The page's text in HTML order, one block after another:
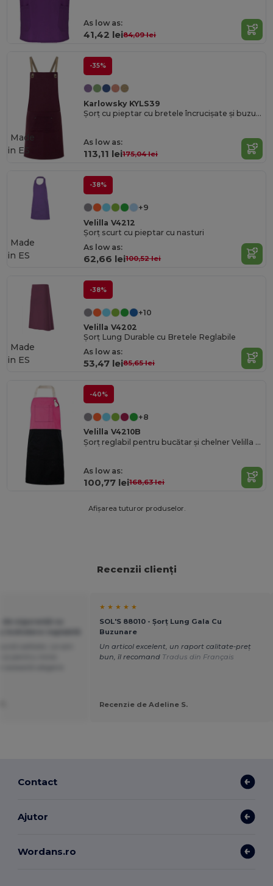
As low as:
41,42 lei84,09 lei
-35%
Karlowsky KYLS39
Șorț cu pieptar cu bretele încrucișate și buzunar
As low as:
113,11 lei175,04 lei
Made
in ES
-38%
+9
Velilla V4212
Șorț scurt cu pieptar cu nasturi
As low as:
62,66 lei100,52 lei
Made
in ES
-38%
+10
Velilla V4202
Șorț Lung Durable cu Bretele Reglabile
As low as:
53,47 lei85,65 lei
Made
in ES
-40%
+8
Velilla V4210B
Șorț reglabil pentru bucătar și chelner Velilla multi-color.
As low as:
100,77 lei168,63 lei
Afișarea tuturor produselor.
Recenzii clienți
★ ★ ★ ★ ★
SOL'S 88010 - Șorț Lung Gala Cu
Buzunare
Un articol excelent, un raport calitate-preț
bun, îl recomand Tradus din Français
Recenzie de Adeline S.
Contact
Ajutor
Wordans.ro